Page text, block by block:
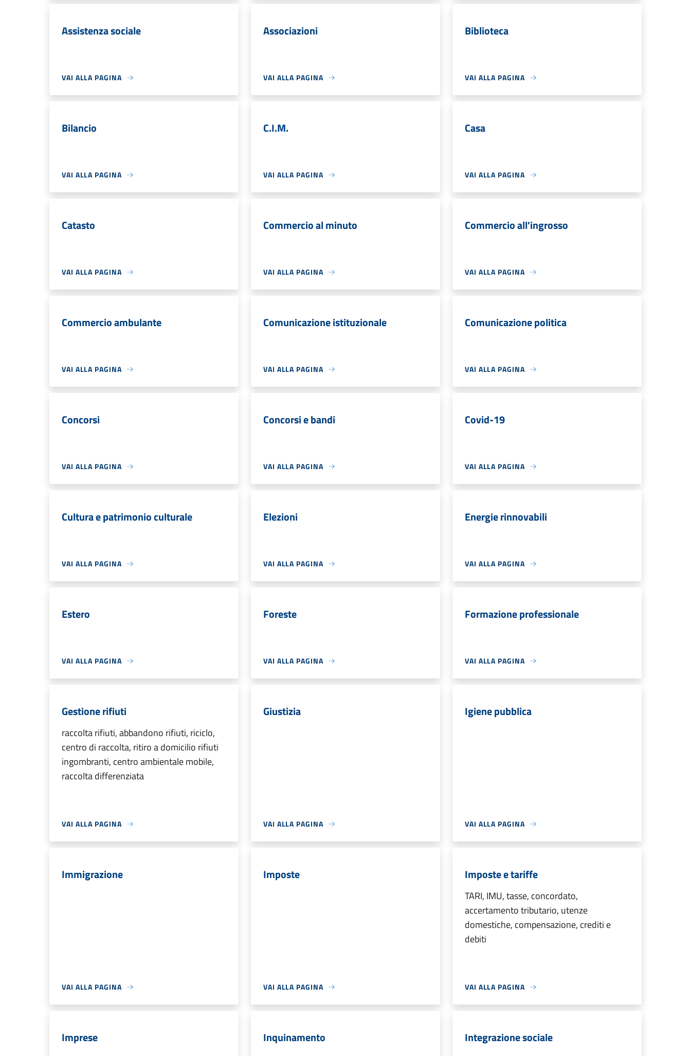
Assistenza sociale
VAI ALLA PAGINA
Associazioni
VAI ALLA PAGINA
Biblioteca
VAI ALLA PAGINA
Bilancio
VAI ALLA PAGINA
C.I.M.
VAI ALLA PAGINA
Casa
VAI ALLA PAGINA
Catasto
VAI ALLA PAGINA
Commercio al minuto
VAI ALLA PAGINA
Commercio all'ingrosso
VAI ALLA PAGINA
Commercio ambulante
VAI ALLA PAGINA
Comunicazione istituzionale
VAI ALLA PAGINA
Comunicazione politica
VAI ALLA PAGINA
Concorsi
VAI ALLA PAGINA
Concorsi e bandi
VAI ALLA PAGINA
Covid-19
VAI ALLA PAGINA
Cultura e patrimonio culturale
VAI ALLA PAGINA
Elezioni
VAI ALLA PAGINA
Energie rinnovabili
VAI ALLA PAGINA
Estero
VAI ALLA PAGINA
Foreste
VAI ALLA PAGINA
Formazione professionale
VAI ALLA PAGINA
Gestione rifiuti
raccolta rifiuti, abbandono rifiuti, riciclo,
centro di raccolta, ritiro a domicilio rifiuti
ingombranti, centro ambientale mobile,
raccolta differenziata
VAI ALLA PAGINA
Giustizia
VAI ALLA PAGINA
Igiene pubblica
VAI ALLA PAGINA
Immigrazione
VAI ALLA PAGINA
Imposte
VAI ALLA PAGINA
Imposte e tariffe
TARI, IMU, tasse, concordato,
accertamento tributario, utenze
domestiche, compensazione, crediti e
debiti
VAI ALLA PAGINA
Imprese Inquinamento Integrazione sociale